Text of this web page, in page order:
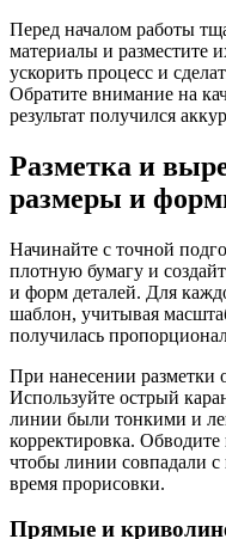
Перед началом работы
материалы и разместите
ускорить процесс и
Обратите внимание на
результат получился
Разметка и
размеры и
Начинайте с точной
плотную бумагу и
и форм деталей. Для
шаблон, учитывая
получилась
При нанесении разметки
Используйте острый
линии были тонкими и
корректировка. Обводите
чтобы линии совпадали с
время прорисовки.
Прямые и